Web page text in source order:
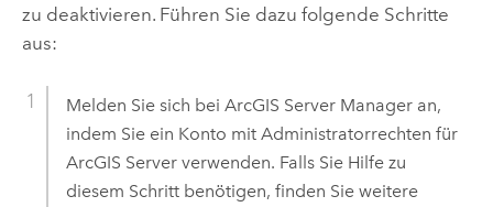
zu deaktivieren. Führen Sie dazu folgende Schritte
aus:
Melden Sie sich bei ArcGIS ServerManager an,
indem Sie ein Konto mit Administratorrechten für
ArcGIS Serververwenden. Falls Sie Hilfe zu
diesem Schritt benötigen, finden Sie weitere